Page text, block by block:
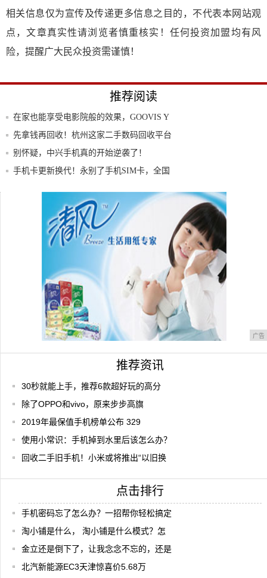
相关信息仅为宣传及传递更多信息之目的，不代表本网站观
点，文章真实性请浏览者慎重核实！任何投资加盟均有风
险，提醒广大民众投资需谨慎！
推荐阅读
在家也能享受电影院般的效果，GOOVIS Y
先拿钱再回收！杭州这家二手数码回收平台
推出信
别怀疑，中兴手机真的开始逆袭了！
手机卡更新换代！永别了手机SIM卡，全国
手机如何恢复出厂设置？
广告
推荐资讯
30秒就能上手，推荐6款超好玩的高分
除了OPPO和vivo，原来步步高旗
2019年最保值手机榜单公布 329
使用小常识：手机掉到水里后该怎么办？
回收二手旧手机！小米或将推出“以旧换
点击排行
手机密码忘了怎么办？一招帮你轻松搞定
淘小铺是什么， 淘小铺是什么模式？怎
金立还是倒下了，让我念念不忘的，还是
北汽新能源EC3天津惊喜价5.68万